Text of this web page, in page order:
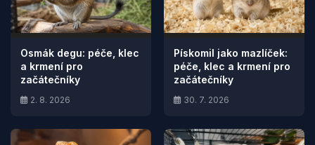
Osmák degu: péče, klec
a krmení pro
začátečníky
2. 8. 2026
Pískomil jako mazlíček:
péče, klec a krmení pro
začátečníky
30. 7. 2026